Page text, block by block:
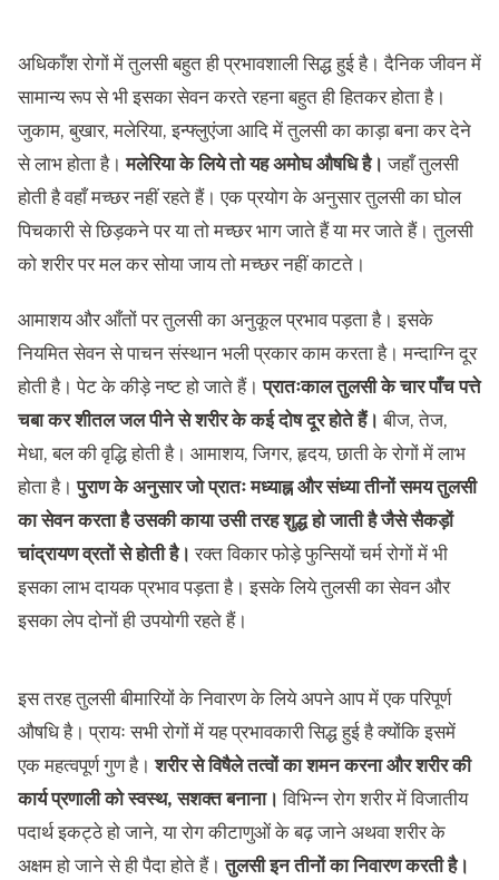
अधिकाँश रोगों में तुलसी बहुत ही प्रभावशाली सिद्ध हुई है। दैनिक जीवन में
सामान्य रूप से भी इसका सेवन करते रहना बहुत ही हितकर होता है।
जुकाम, बुखार, मलेरिया, इन्फ्लुएंजा आदि में तुलसी का काड़ा बना कर देने
से लाभ होता है।मलेरिया के लिये तो यह अमोघ औषधि है। जहाँ तुलसी
होती है वहाँ मच्छर नहीं रहते हैं। एक प्रयोग के अनुसार तुलसी का घोल
पिचकारी से छिड़कने पर या तो मच्छर भाग जाते हैं या मर जाते हैं। तुलसी
को शरीर पर मल कर सोया जाय तो मच्छर नहीं काटते।
आमाशय और आँतों पर तुलसी का अनुकूल प्रभाव पड़ता है। इसके
नियमित सेवन से पाचन संस्थान भली प्रकार काम करता है। मन्दाग्नि दूर
होती है। पेट के कीड़े नष्ट हो जाते हैं।प्रातःकाल तुलसी के चार पाँच पत्ते
चबा कर शीतल जल पीने से शरीर के कई दोष दूर होते हैं। बीज, तेज,
मेधा, बल की वृद्धि होती है। आमाशय, जिगर, हृदय, छाती के रोगों में लाभ
होता है।पुराण के अनुसार जो प्रातः मध्याह्न और संध्या तीनों समय तुलसी
का सेवन करता है उसकी काया उसी तरह शुद्ध हो जाती है जैसे सैकड़ों
चांद्रायण व्रतों से होती है। रक्त विकार फोड़े फुन्सियों चर्म रोगों में भी
इसका लाभ दायक प्रभाव पड़ता है। इसके लिये तुलसी का सेवन और
इसका लेप दोनों ही उपयोगी रहते हैं।
इस तरह तुलसी बीमारियों के निवारण के लिये अपने आप में एक परिपूर्ण
औषधि है। प्रायः सभी रोगों में यह प्रभावकारी सिद्ध हुई है क्योंकि इसमें
एक महत्वपूर्ण गुण है।शरीर से विषैले तत्वों का शमन करना और शरीर की
कार्य प्रणाली को स्वस्थ, सशक्त बनाना। विभिन्न रोग शरीर में विजातीय
पदार्थ इकट्ठे हो जाने, या रोग कीटाणुओं के बढ़ जाने अथवा शरीर के
अक्षम हो जाने से ही पैदा होते हैं।तुलसी इन तीनों का निवारण करती है।